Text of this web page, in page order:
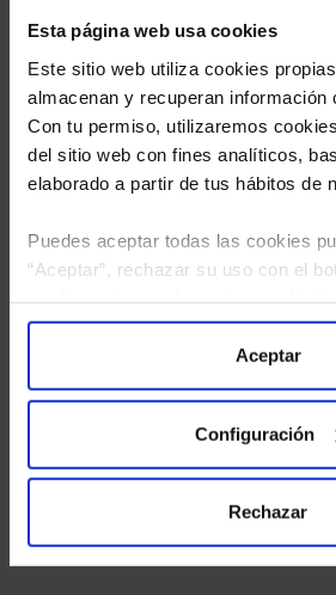
Esta página web usa cookies
Este sitio web utiliza cookies
almacenan y recuperan información
Con tu permiso, utilizaremos
del sitio web con fines analíticos,
elaborado a partir de tus hábitos de
Puedes aceptar todas las cookies
“Aceptar”, rechazar su uso con el
“Configuración”. Consulta nuestra
para más información.
Aceptar
Configuración
Rechazar
He leídola política de privacidad
tratamiento de mis datos